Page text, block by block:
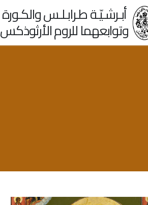
أبـرشـيّـة طـرابـلـس والكـورة
وتوابعهما للروم الأرثوذكس